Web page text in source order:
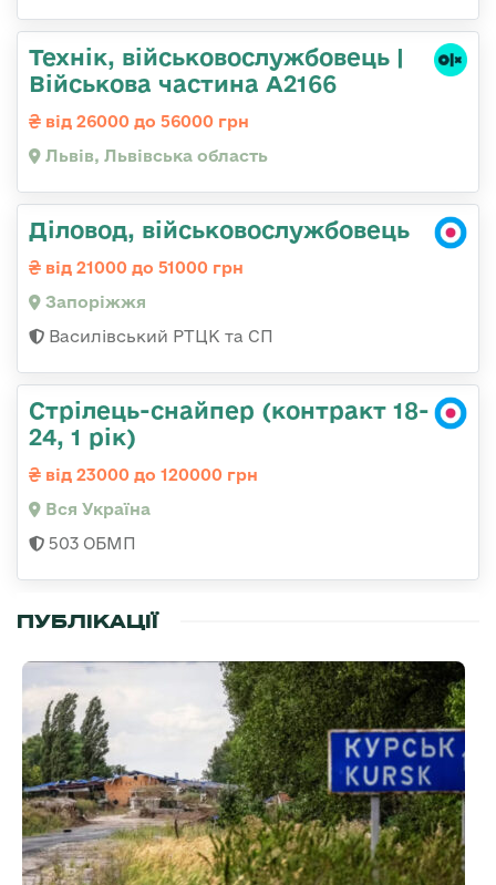
Технік, військовослужбовець |
Військова частина А2166
від 26000 до 56000 грн
Львів, Львівська область
Діловод, військовослужбовець
від 21000 до 51000 грн
Запоріжжя
Василівський РТЦК та СП
Стрілець-снайпер (контракт 18-
24, 1 рік)
від 23000 до 120000 грн
Вся Україна
503 ОБМП
ПУБЛІКАЦІЇ